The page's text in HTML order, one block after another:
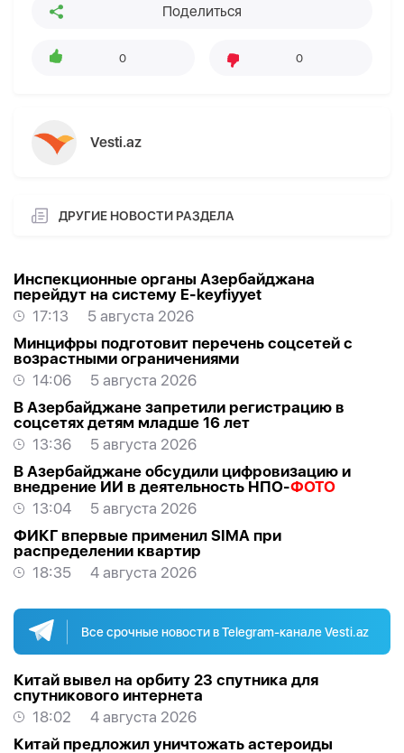
Поделиться
0 0
Vesti.az
ДРУГИЕ НОВОСТИ РАЗДЕЛА
Инспекционные органы Азербайджана
перейдут на систему E-keyfiyyet
17:13
5 августа 2026
Минцифры подготовит перечень соцсетей с
возрастными ограничениями
14:06
5 августа 2026
В Азербайджане запретили регистрацию в
соцсетях детям младше 16 лет
13:36
5 августа 2026
В Азербайджане обсудили цифровизацию и
внедрение ИИ в деятельность НПО-ФОТО
13:04
5 августа 2026
ФИКГ впервые применил SIMA при
распределении квартир
18:35
4 августа 2026
Все срочные новости в Telegram-канале Vesti.az
Китай вывел на орбиту 23 спутника для
спутникового интернета
18:02
4 августа 2026
Китай предложил уничтожать астероиды